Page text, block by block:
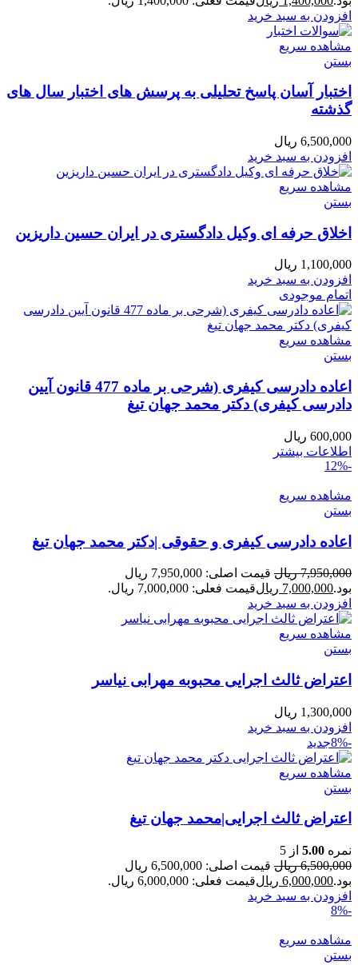
افزودن به سبد خرید
مشاهده سریع
بستن
اختبار آسان پاسخ تحلیلی به پرسش های اختبار سال های
گذشته
6,500,000 ریال
افزودن به سبد خرید
مشاهده سریع
بستن
اخلاق حرفه ای وکیل دادگستری در ایران حسین داریزین
1,100,000 ریال
افزودن به سبد خرید
اتمام موجودی
مشاهده سریع
بستن
اعاده دادرسی کیفری (شرحی بر ماده 477 قانون آیین
دادرسی کیفری) دکتر محمد جهان تیغ
600,000 ریال
اطلاعات بیشتر
-12%
مشاهده سریع
بستن
اعاده دادرسی کیفری و حقوقی |دکتر محمد جهان تیغ
7,950,000 ریال
قیمت اصلی: 7,950,000 ریال
بود.7,000,000 ریالقیمت فعلی: 7,000,000 ریال.
افزودن به سبد خرید
مشاهده سریع
بستن
اعتراض ثالث اجرایی محبوبه مهرابی نیاسر
1,300,000 ریال
افزودن به سبد خرید
-8%
جدید
مشاهده سریع
بستن
اعتراض ثالث اجرایی|محمد جهان تیغ
نمره 5.00 از 5
6,500,000 ریال
قیمت اصلی: 6,500,000 ریال
بود.6,000,000 ریالقیمت فعلی: 6,000,000 ریال.
افزودن به سبد خرید
-8%
مشاهده سریع
بستن